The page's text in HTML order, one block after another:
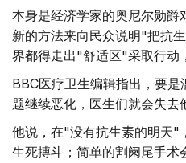
本身是经济学家的奥尼尔勋爵
新的方法来向民众说明"把抗
界都得走出"舒适区"采取行动
BBC医疗卫生编辑指出，要
题继续恶化，医生们就会失去
他说，在"没有抗生素的明天"
生死搏斗；简单的割阑尾手术